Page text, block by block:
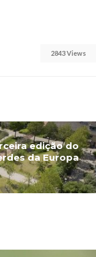
2843 Views
edição do
da Europa